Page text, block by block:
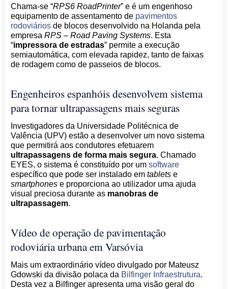
Chama-se “RPS6 RoadPrinter” e é um engenhoso
equipamento de assentamento de pavimentos
rodoviários de blocos desenvolvido na Holanda pela
empresaRPS – Road Paving Systems. Esta
“impressora de estradas” permite a execução
semiautomática, com elevada rapidez, tanto de faixas
de rodagem como de passeios de blocos.
Engenheiros espanhóis desenvolvem sistema
para tornar ultrapassagens mais seguras
Investigadores da Universidade Politécnica de
Valência (UPV) estão a desenvolver um novo sistema
que permitirá aos condutores efetuarem
ultrapassagens de forma mais segura. Chamado
EYES, o sistema é constituído por umsoftware
específico que pode ser instalado emtablets e
smartphones e proporciona ao utilizador uma ajuda
visual preciosa durante as manobras de
ultrapassagem.
Vídeo de operação de pavimentação
rodoviária urbana em Varsóvia
Mais um extraordinário vídeo divulgado por Mateusz
Gdowski da divisão polaca da Bilfinger Infraestrutura.
Desta vez a Bilfinger apresenta uma visão geral do